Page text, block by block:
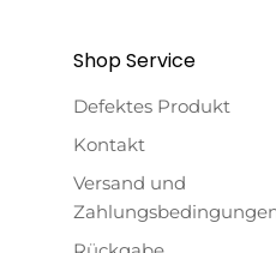
Shop Service
Defektes Produkt
Kontakt
Versand und